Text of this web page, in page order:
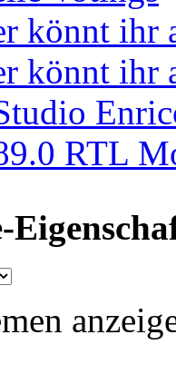
könnt ihr
könnt ihr
RTL